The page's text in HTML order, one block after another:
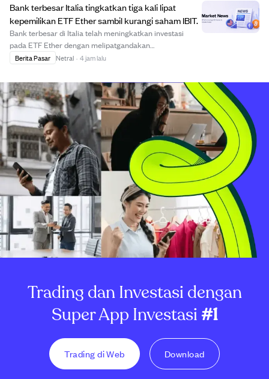
Bank terbesar Italia tingkatkan tiga kali lipat
kepemilikan ETF Ether sambil kurangi saham IBIT.
Bank terbesar di Italia telah meningkatkan investasi
pada ETF Ether dengan melipatgandakan
kepemilikannya, menunjukkan keyakinan pada potensi
bank ini mengurangi kepemilikan saham IBIT,
menandakan p...
Berita Pasar Netral · 4 jam lalu
Trading dan Investasi dengan
Super App Investasi#1
Trading di Web Download